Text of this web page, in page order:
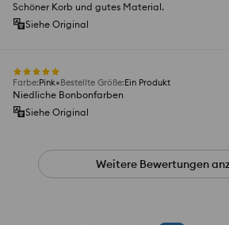
Schöner Korb und gutes Material.
Siehe Original
Farbe:Pink Bestellte Größe:Ein Produkt
Niedliche Bonbonfarben
Siehe Original
Weitere Bewertungen